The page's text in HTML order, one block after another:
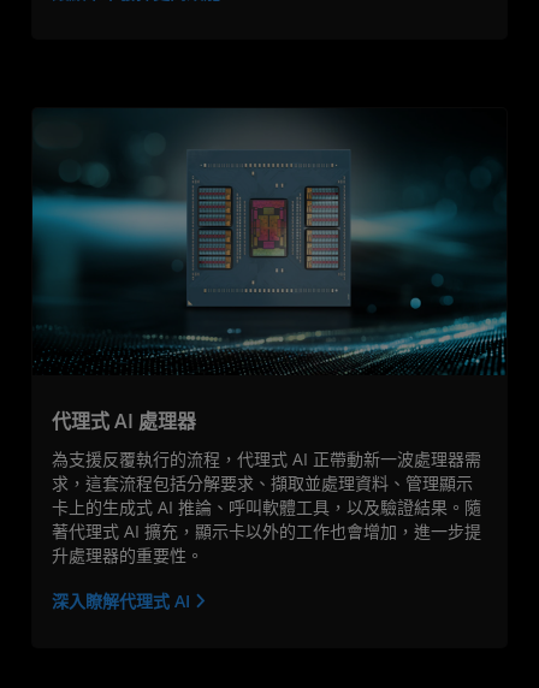
代理式 AI 處理器
為支援反覆執行的流程，代理式 AI 正帶動新一波處理器需
求，這套流程包括分解要求、擷取並處理資料、管理顯示
卡上的生成式 AI 推論、呼叫軟體工具，以及驗證結果。隨
著代理式 AI 擴充，顯示卡以外的工作也會增加，進一步提
升處理器的重要性。
深入瞭解代理式 AI